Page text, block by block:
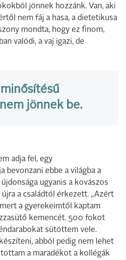
jönnek hozzánk. Van, aki
nem fáj a hasa, a dietetikusa
mondta, hogy ez finom,
valódi, a vaj igazi, de
jönnek be.
adja fel, egy
bevonzani ebbe a világba a
ugyanis a kovászos
a családtól érkezett. „Azért
a gyerekeimtől kaptam
kemencét. 500 fokot
sütöttem vele.
abból pedig nem lehet
a maradékot a kollégák